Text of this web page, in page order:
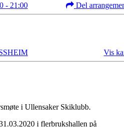
- 21:00 Del
Vis
i Ullensaker Skiklubb.
i flerbrukshallen på